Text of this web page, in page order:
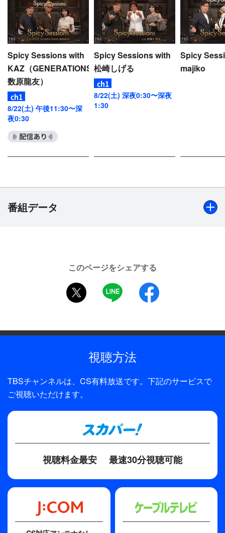
Spicy Sessions with
KAZ（GENERATIONS/
数原龍友）
8/22(土) 午後11:30〜深
夜0:30
Spicy Sessions with
松崎しげる
8/22(土) 深夜0:30〜深夜
1:30
Spicy
majiko
番組データ
【MC】黒沢 薫（ゴスペラーズ）、中西アルノ（乃木坂
このページをシェアする
twitter
LINE
視聴方法
TBSチャンネルは、CS有料放送です。下記のサービスで
ご視聴いただけます。
視聴料金最安 最速30分視聴可能